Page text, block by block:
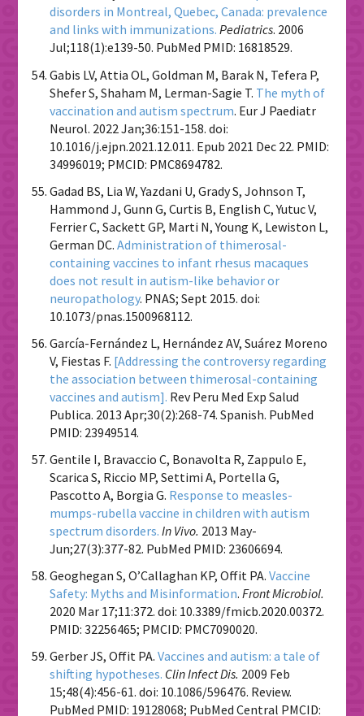
disorders in Montreal, Quebec, Canada: prevalence
and links with immunizations. Pediatrics. 2006
Jul;118(1):e139-50. PubMed PMID: 16818529.
Gabis LV, Attia OL, Goldman M, Barak N, Tefera P,
Shefer S, Shaham M, Lerman-Sagie T. The myth of
vaccination and autism spectrum. Eur J Paediatr
Neurol. 2022 Jan;36:151-158. doi:
10.1016/j.ejpn.2021.12.011. Epub 2021 Dec 22. PMID:
34996019; PMCID: PMC8694782.
Gadad BS, Lia W, Yazdani U, Grady S, Johnson T,
Hammond J, Gunn G, Curtis B, English C, Yutuc V,
Ferrier C, Sackett GP, Marti N, Young K, Lewiston L,
German DC. Administration of thimerosal-
containing vaccines to infant rhesus macaques
does not result in autism-like behavior or
neuropathology. PNAS; Sept 2015. doi:
10.1073/pnas.1500968112.
García-Fernández L, Hernández AV, Suárez Moreno
V, Fiestas F. [Addressing the controversy regarding
the association between thimerosal-containing
vaccines and autism]. Rev Peru Med Exp Salud
Publica. 2013 Apr;30(2):268-74. Spanish. PubMed
PMID: 23949514.
Gentile I, Bravaccio C, Bonavolta R, Zappulo E,
Scarica S, Riccio MP, Settimi A, Portella G,
Pascotto A, Borgia G. Response to measles-
mumps-rubella vaccine in children with autism
spectrum disorders. In Vivo. 2013 May-
Jun;27(3):377-82. PubMed PMID: 23606694.
Geoghegan S, O’Callaghan KP, Offit PA. Vaccine
Safety: Myths and Misinformation. Front Microbiol.
2020 Mar 17;11:372. doi: 10.3389/fmicb.2020.00372.
PMID: 32256465; PMCID: PMC7090020.
Gerber JS, Offit PA. Vaccines and autism: a tale of
shifting hypotheses. Clin Infect Dis. 2009 Feb
15;48(4):456-61. doi: 10.1086/596476. Review.
PubMed PMID: 19128068; PubMed Central PMCID: